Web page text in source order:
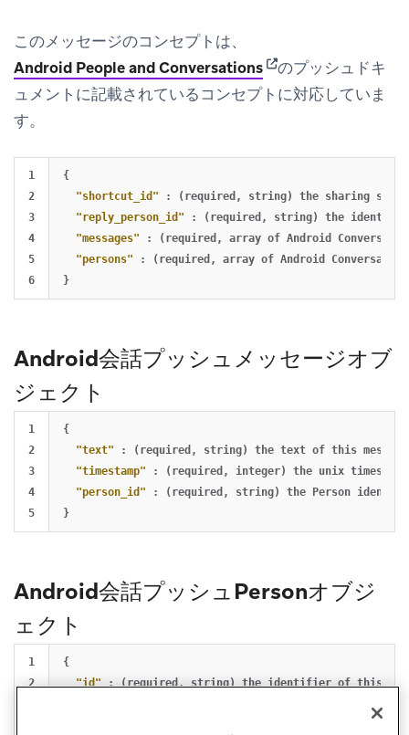
このメッセージのコンセプトは、
Android People and Conversations(opens in new tab)
のプッシュドキ
ュメントに記載されているコンセプトに対応していま
す。
1
2
3
4
5
{
"shortcut_id"
: (required , string) the sharing
"reply_person_id"
: (required , string) the
"messages"
: (required , array of Android
"persons"
: (required , array of Android
Conversation
}
Android会話プッシュメッセージオブ
ジェクト
1
2
3
4
{
"text"
: (required , string) the text of this message
"timestamp"
: (required , integer) the unix timestamp
"person_id"
: (required , string) the Person
}
Android会話プッシュPersonオブジ
ェクト
1
2
{
"id"
: (required , string) the identifier of this